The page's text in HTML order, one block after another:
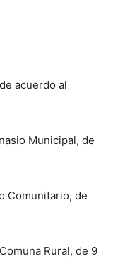
acuerdo al
Municipal, de
Comunitario, de
Rural, de 9